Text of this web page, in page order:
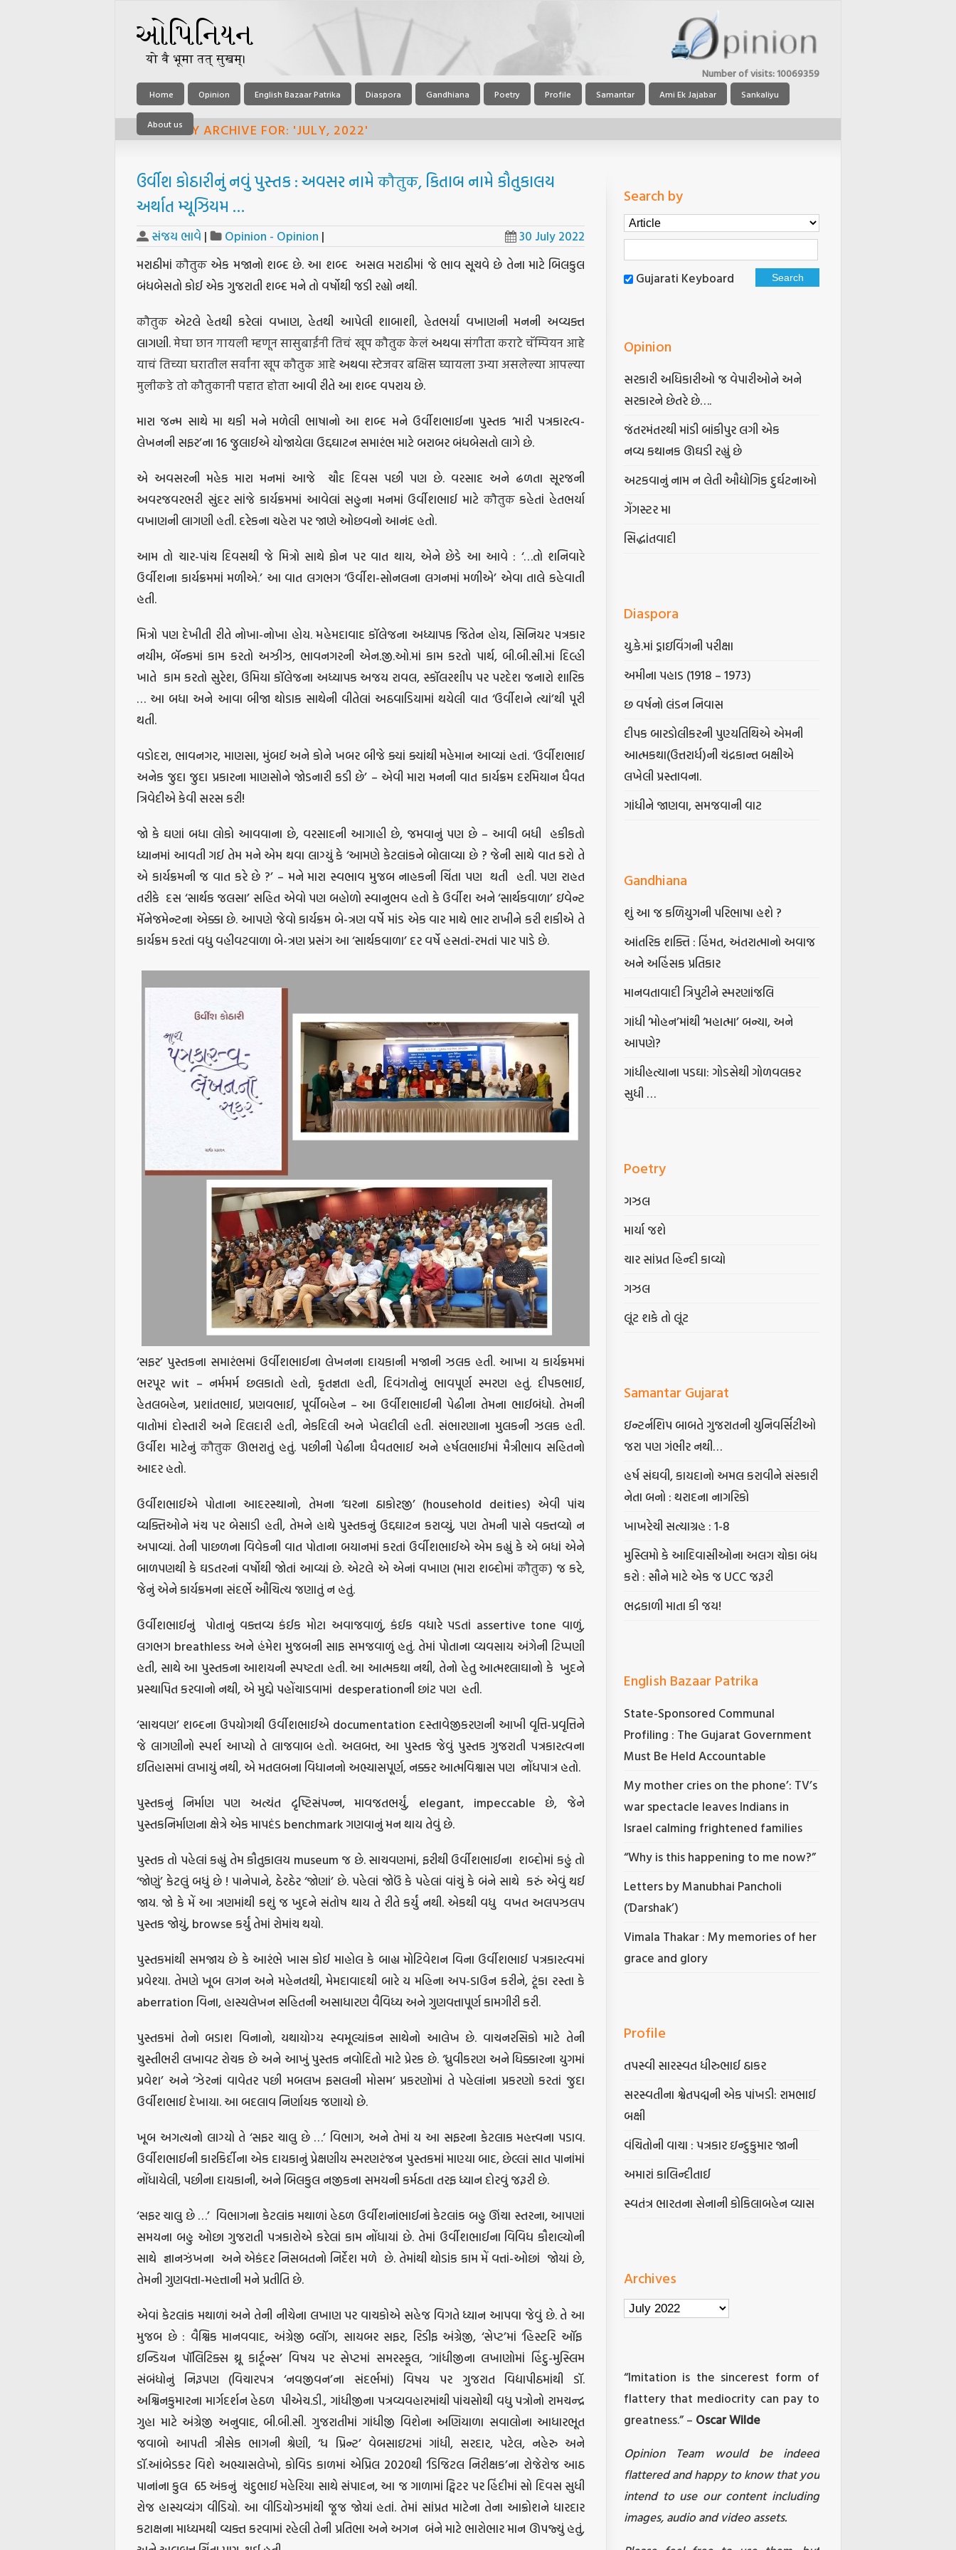
Number of visits:10069359
Home Opinion English Bazaar Patrika Diaspora Gandhiana Poetry Profile Samantar Ami Ek Jajabar Sankaliyu
About us
MONTHLY ARCHIVE FOR: 'JULY, 2022'
ઉર્વીશ કોઠારીનું નવું પુસ્તક : અવસર નામે कौतुक, કિતાબ નામે કૌતુકાલય
અર્થાત મ્યૂઝિયમ …
સંજય ભાવે | Opinion - Opinion |
30 July 2022
મરાઠીમાં कौतुक એક મજાનો શબ્દ છે. આ શબ્દ અસલ મરાઠીમાં જે ભાવ સૂચવે છે તેના માટે બિલકુલ
બંધબેસતો કોઈ એક ગુજરાતી શબ્દ મને તો વર્ષોથી જડી રહ્યો નથી.
कौतुक એટલે હેતથી કરેલાં વખાણ, હેતથી આપેલી શાબાશી, હેતભર્યાં વખાણની મનની અવ્યક્ત
લાગણી. मेघा छान गायली म्हणून सासुबाईंनी तिचं खूप कौतुक केलं અથવા संगीता कराटे चॅम्पियन आहे
याचं तिच्या घरातील सर्वांना खूप कौतुक आहे અથવા स्टेजवर बक्षिस घ्यायला उभ्या असलेल्या आपल्या
मुलीकडे तो कौतुकानी पहात होता આવી રીતે આ શબ્દ વપરાય છે.
મારા જન્મ સાથે મા થકી મને મળેલી ભાષાનો આ શબ્દ મને ઉર્વીશભાઈના પુસ્તક ‘મારી પત્રકારત્વ-
લેખનની સફર’ના 16 જુલાઈએ યોજાયેલા ઉદ્દઘાટન સમારંભ માટે બરાબર બંધબેસતો લાગે છે.
એ અવસરની મહેક મારા મનમાં આજે
ચૌદ દિવસ પછી પણ છે. વરસાદ અને ઢળતા સૂરજની
અવરજવરભરી સુંદર સાંજે કાર્યક્રમમાં આવેલાં સહુના મનમાં ઉર્વીશભાઈ માટે कौतुक કહેતાં હેતભર્યા
વખાણની લાગણી હતી. દરેકના ચહેરા પર જાણે ઓછવનો આનંદ હતો.
આમ તો ચાર-પાંચ દિવસથી જે મિત્રો સાથે ફોન પર વાત થાય, એને છેડે આ આવે : ‘…તો શનિવારે
ઉર્વીશના કાર્યક્રમમાં મળીએ.’ આ વાત લગભગ ‘ઉર્વીશ-સોનલના લગનમાં મળીએ’ એવા તાલે કહેવાતી
હતી.
મિત્રો પણ દેખીતી રીતે નોખા-નોખા હોય. મહેમદાવાદ કૉલેજના અધ્યાપક જિતેન હોય, સિનિયર પત્રકાર
નયીમ, બૅન્કમાં કામ કરતો અઝીઝ, ભાવનગરની એન.જી.ઓ.માં કામ કરતો પાર્થ, બી.બી.સી.માં દિલ્હી
ખાતે કામ કરતો સુરેશ, ઉમિયા કૉલેજના અધ્યાપક અજય રાવલ, સ્કૉલરશીપ પર પરદેશ જનારો શારિક
… આ બધા અને આવા બીજા થોડાક સાથેની વીતેલાં અઠવાડિયામાં થયેલી વાત ‘ઉર્વીશને ત્યાં’થી પૂરી
થતી.
વડોદરા, ભાવનગર, માણસા, મુંબઈ અને કોને ખબર બીજે ક્યાં ક્યાંથી મહેમાન આવ્યાં હતાં. ‘ઉર્વીશભાઈ
અનેક જુદા જુદા પ્રકારના માણસોને જોડનારી કડી છે’ – એવી મારા મનની વાત કાર્યક્રમ દરમિયાન ધૈવત
ત્રિવેદીએ કેવી સરસ કરી!
જો કે ઘણાં બધા લોકો આવવાના છે, વરસાદની આગાહી છે, જમવાનું પણ છે – આવી બધી હકીકતો
ધ્યાનમાં આવતી ગઈ તેમ મને એમ થવા લાગ્યું કે ‘આમણે કેટલાંકને બોલાવ્યા છે ? જેની સાથે વાત કરો તે
એ કાર્યક્રમની જ વાત કરે છે ?’ – મને મારા સ્વભાવ મુજબ નાહકની ચિંતા પણ થતી હતી. પણ રાહત
તરીકે દસ ‘સાર્થક જલસા’ સહિત એવો પણ બહોળો સ્વાનુભવ હતો કે ઉર્વીશ અને ‘સાર્થકવાળા’ ઇવેન્ટ
મૅનેજમેન્ટના એક્કા છે. આપણે જેવો કાર્યક્રમ બે-ત્રણ વર્ષે માંડ એક વાર માથે ભાર રાખીને કરી શકીએ તે
કાર્યક્રમ કરતાં વધુ વહીવટવાળા બે-ત્રણ પ્રસંગ આ ‘સાર્થકવાળા’ દર વર્ષે હસતાં-રમતાં પાર પાડે છે.
‘સફર’ પુસ્તકના સમારંભમાં ઉર્વીશભાઈના લેખનના દાયકાની મજાની ઝલક હતી. આખા ય કાર્યક્રમમાં
ભરપૂર wit – નર્મમર્મ છલકાતો હતો, કૃતજ્ઞતા હતી, દિવંગતોનું ભાવપૂર્ણ સ્મરણ હતું. દીપકભાઈ,
હેતલબહેન, પ્રશાંતભાઈ, પ્રણવભાઈ, પૂર્વીબહેન – આ ઉર્વીશભાઈની પેઢીના તેમના ભાઈબંધો. તેમની
વાતોમાં દોસ્તારી અને દિલદારી હતી, નેકદિલી અને ખેલદીલી હતી. સંભારણાના મુલકની ઝલક હતી.
ઉર્વીશ માટેનું कौतुक ઊભરાતું હતું. પછીની પેઢીના ધૈવતભાઈ અને હર્ષલભાઈમાં મૈત્રીભાવ સહિતનો
આદર હતો.
ઉર્વીશભાઈએ પોતાના આદરસ્થાનો, તેમના ‘ઘરના ઠાકોરજી’ (household deities) એવી પાંચ
વ્યક્તિઓને મંચ પર બેસાડી હતી, તેમને હાથે પુસ્તકનું ઉદ્દઘાટન કરાવ્યું, પણ તેમની પાસે વક્તવ્યો ન
અપાવ્યાં. તેની પાછળના વિવેકની વાત પોતાના બયાનમાં કરતાં ઉર્વીશભાઈએ એમ કહ્યું કે એ બધાં એને
બાળપણથી કે ઘડતરનાં વર્ષોથી જોતાં આવ્યાં છે. એટલે એ એનાં વખાણ (મારા શબ્દોમાં कौतुक) જ કરે,
જેનું એને કાર્યક્રમના સંદર્ભે ઔચિત્ય જણાતું ન હતું.
ઉર્વીશભાઈનું
પોતાનું વક્તવ્ય કંઈક મોટા અવાજવાળું, કંઈક વધારે પડતાં assertive tone વાળું,
લગભગ breathless અને હંમેશ મુજબની સાફ સમજવાળું હતું. તેમાં પોતાના વ્યવસાય અંગેની ટિપ્પણી
હતી, સાથે આ પુસ્તકના આશયની સ્પષ્ટતા હતી. આ આત્મકથા નથી, તેનો હેતુ આત્મશ્લાઘાનો કે ખુદને
પ્રસ્થાપિત કરવાનો નથી, એ મુદ્દો પહોંચાડવામાં desperationની છાંટ પણ હતી.
‘સાચવણ’ શબ્દના ઉપયોગથી ઉર્વીશભાઈએ documentation દસ્તાવેજીકરણની આખી વૃત્તિ-પ્રવૃત્તિને
જે લાગણીનો સ્પર્શ આપ્યો તે લાજવાબ હતો. અલબત્ત, આ પુસ્તક જેવું પુસ્તક ગુજરાતી પત્રકારત્વના
ઇતિહાસમાં લખાયું નથી, એ મતલબના વિધાનનો અભ્યાસપૂર્ણ, નક્કર આત્મવિશ્વાસ પણ નોંધપાત્ર હતો.
પુસ્તકનું નિર્માણ પણ અત્યંત દૃષ્ટિસંપન્ન, માવજતભર્યું, elegant, impeccable છે, જેને
પુસ્તકનિર્માણના ક્ષેત્રે એક માપદંડ benchmark ગણવાનું મન થાય તેવું છે.
પુસ્તક તો પહેલાં કહ્યું તેમ કૌતુકાલય museum જ છે. સાચવણમાં, ફરીથી ઉર્વીશભાઈના શબ્દોમાં કહું તો
‘જોણું’ કેટલું બધું છે ! પાનેપાને, ઠેરઠેર ‘જોણાં’ છે. પહેલાં જોઉં કે પહેલાં વાંચું કે બંને સાથે કરું એવું થઈ
જાય. જો કે મેં આ ત્રણમાંથી કશું જ ખુદને સંતોષ થાય તે રીતે કર્યું નથી. એકથી વધુ વખત અલપઝલપ
પુસ્તક જોયું, browse કર્યું તેમાં રોમાંચ થયો.
પુસ્તકમાંથી સમજાય છે કે આરંભે ખાસ કોઈ માહોલ કે બાહ્ય મોટિવેશન વિના ઉર્વીશભાઈ પત્રકારત્વમાં
પ્રવેશ્યા. તેમણે ખૂબ લગન અને મહેનતથી, મેમદાવાદથી બારે ય મહિના અપ-ડાઉન કરીને, ટૂંકા રસ્તા કે
aberration વિના, હાસ્યલેખન સહિતની અસાધારણ વૈવિધ્ય અને ગુણવત્તાપૂર્ણ કામગીરી કરી.
પુસ્તકમાં તેનો બડાશ વિનાનો, યથાયોગ્ય સ્વમૂલ્યાંકન સાથેનો આલેખ છે. વાચનરસિકો માટે તેની
ચુસ્તીભરી લખાવટ રોચક છે અને આખું પુસ્તક નવોદિતો માટે પ્રેરક છે. ‘ધ્રુવીકરણ અને ધિક્કારના યુગમાં
પ્રવેશ’ અને ‘ઝેરનાં વાવેતર પછી મબલખ ફસલની મોસમ’ પ્રકરણોમાં તે પહેલાંના પ્રકરણો કરતાં જુદા
ઉર્વીશભાઈ દેખાયા. આ બદલાવ નિર્ણાયક જણાયો છે.
ખૂબ અગત્યનો લાગ્યો તે ‘સફર ચાલુ છે …’ વિભાગ, અને તેમાં ય આ સફરના કેટલાક મહત્ત્વના પડાવ.
ઉર્વીશભાઈની કારકિર્દીના એક દાયકાનું પ્રેક્ષણીય સ્મરણરંજન પુસ્તકમાં માણ્યા બાદ, છેલ્લાં સાત પાનાંમાં
નોંધાયેલી, પછીના દાયકાની, અને બિલકુલ નજીકના સમયની કર્મઠતા તરફ ધ્યાન દોરવું જરૂરી છે.
‘સફર ચાલુ છે …’ વિભાગના કેટલાંક મથાળાં હેઠળ ઉર્વીશનાંભાઈનાં કેટલાંક બહુ ઊંચા સ્તરના, આપણાં
સમયના બહુ ઓછા ગુજરાતી પત્રકારોએ કરેલાં કામ નોંધાયાં છે. તેમાં ઉર્વીશભાઈના વિવિધ કૌશલ્યોની
સાથે જ્ઞાનઝંખના અને એકંદર નિસબતનો નિર્દેશ મળે છે. તેમાંથી થોડાંક કામ મેં વત્તાં-ઓછાં જોયાં છે,
તેમની ગુણવત્તા-મહત્તાની મને પ્રતીતિ છે.
એવાં કેટલાંક મથાળાં અને તેની નીચેના લખાણ પર વાચકોએ સહેજ વિગતે ધ્યાન આપવા જેવું છે. તે આ
મુજબ છે : વૈશ્વિક માનવવાદ, અંગ્રેજી બ્લૉગ, સાયબર સફર, રિડીફ અંગ્રેજી, ‘સેપ્ટ’માં ‘હિસ્ટરિ ઑફ
ઇન્ડિયન પૉલિટિક્સ થ્રૂ કાર્ટૂન્સ’ વિષય પર સેપ્ટમાં સમરસ્કૂલ, ‘ગાંધીજીના લખાણોમાં હિંદુ-મુસ્લિમ
સંબંધોનું નિરૂપણ (વિચારપત્ર ‘નવજીવન’ના સંદર્ભમાં) વિષય પર ગુજરાત વિદ્યાપીઠમાંથી ડૉ.
અશ્વિનકુમારના માર્ગદર્શન હેઠળ પીએચ.ડી., ગાંધીજીના પત્રવ્યવહારમાંથી પાંચસોથી વધુ પત્રોનો રામચન્દ્ર
ગુહા માટે અંગ્રેજી અનુવાદ, બી.બી.સી. ગુજરાતીમાં ગાંધીજી વિશેના અણિયાળા સવાલોના આધારભૂત
જવાબો આપતી ત્રીસેક ભાગની શ્રેણી, ‘ધ પ્રિન્ટ’ વેબસાઇટમાં ગાંધી, સરદાર, પટેલ, નહેરુ અને
ડૉ.આંબેડકર વિશે અભ્યાસલેખો, કોવિડ કાળમાં એપ્રિલ 2020થી ‘ડિજિટલ નિરીક્ષક’ના રોજેરોજ આઠ
પાનાંના કુલ 65 અંકનું ચંદુભાઈ મહેરિયા સાથે સંપાદન, આ જ ગાળામાં ટ્વિટર પર હિંદીમાં સો દિવસ સુધી
રોજ હાસ્યવ્યંગ વીડિયો. આ વીડિયોઝમાંથી જૂજ જોયાં હતાં. તેમાં સાંપ્રત માટેના તેના આક્રોશને ધારદાર
કટાક્ષના માધ્યમથી વ્યક્ત કરવામાં રહેલી તેની પ્રતિભા અને અગન બંને માટે ભારોભાર માન ઊપજ્યું હતું,
Search by
Gujarati Keyboard
Opinion
સરકારી અધિકારીઓ જ વેપારીઓને અને
સરકારને છેતરે છે….
જંતરમંતરથી માંડી બાંકીપુર લગી એક
નવ્ય કથાનક ઊઘડી રહ્યું છે
અટકવાનું નામ ન લેતી ઔદ્યોગિક દુર્ઘટનાઓ
ગેંગસ્ટર મા
સિદ્ધાંતવાદી
Diaspora
યુ.કે.માં ડ્રાઇવિંગની પરીક્ષા
અમીના પહાડ (1918 – 1973)
છ વર્ષનો લંડન નિવાસ
દીપક બારડોલીકરની પુણ્યતિથિએ એમની
આત્મકથા(ઉત્તરાર્ધ)ની ચંદ્રકાન્ત બક્ષીએ
લખેલી પ્રસ્તાવના.
ગાંધીને જાણવા, સમજવાની વાટ
Gandhiana
શું આ જ કળિયુગની પરિભાષા હશે ?
આંતરિક શક્તિ : હિંમત, અંતરાત્માનો અવાજ
અને અહિંસક પ્રતિકાર
માનવતાવાદી ત્રિપુટીને સ્મરણાંજલિ
ગાંધી ‘મોહન’માંથી ‘મહાત્મા’ બન્યા, અને
આપણે?
ગાંધીહત્યાના પડઘા: ગોડસેથી ગોળવલકર
સુધી …
Poetry
ગઝલ
માર્યા જશે
ચાર સાંપ્રત હિન્દી કાવ્યો
ગઝલ
લૂંટ શકે તો લૂંટ
Samantar Gujarat
ઇન્ટર્નશિપ બાબતે ગુજરાતની યુનિવર્સિટીઓ
જરા પણ ગંભીર નથી…
હર્ષ સંઘવી, કાયદાનો અમલ કરાવીને સંસ્કારી
નેતા બનો : થરાદના નાગરિકો
ખાખરેચી સત્યાગ્રહ : 1-8
મુસ્લિમો કે આદિવાસીઓના અલગ ચોકા બંધ
કરો : સૌને માટે એક જ UCC જરૂરી
ભદ્રકાળી માતા કી જય!
English Bazaar Patrika
State-Sponsored Communal
Profiling : The Gujarat Government
Must Be Held Accountable
My mother cries on the phone’: TV’s
war spectacle leaves Indians in
Israel calming frightened families
“Why is this happening to me now?”
Letters by Manubhai Pancholi
(‘Darshak’)
Vimala Thakar : My memories of her
grace and glory
Profile
તપસ્વી સારસ્વત ધીરુભાઈ ઠાકર
સરસ્વતીના શ્વેતપદ્મની એક પાંખડી: રામભાઈ
બક્ષી
વંચિતોની વાચા : પત્રકાર ઇન્દુકુમાર જાની
અમારાં કાલિન્દીતાઈ
સ્વતંત્ર ભારતના સેનાની કોકિલાબહેન વ્યાસ
Archives
Archives
“Imitation is the sincerest form of
flattery that mediocrity can pay to
greatness.” – Oscar Wilde
Opinion Team would be indeed
flattered and happy to know that you
intend to use our content including
images, audio and video assets.